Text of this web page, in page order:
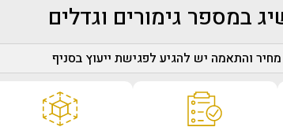
במספר גימורים וגדלים
והתאמה יש להגיע לפגישת ייעוץ בסניף